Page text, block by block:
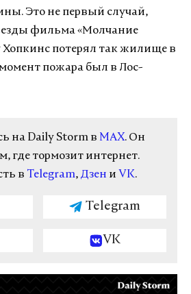
Это не первый случай,
фильма «Молчание
Хопкинс потерял так жилище в
пожара был в Лос-
на Daily Storm в MAX. Он
где тормозит интернет.
в Telegram, Дзен и VK.
Telegram
VK